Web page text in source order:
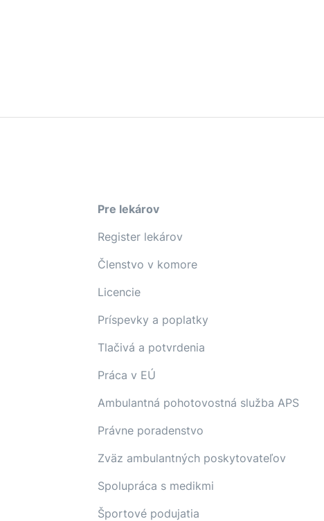
Pre lekárov
Register lekárov
Členstvo v komore
Licencie
Príspevky a poplatky
Tlačivá a potvrdenia
Práca v EÚ
Ambulantná pohotovostná služba APS
Právne poradenstvo
Zväz ambulantných poskytovateľov
Spolupráca s medikmi
Športové podujatia